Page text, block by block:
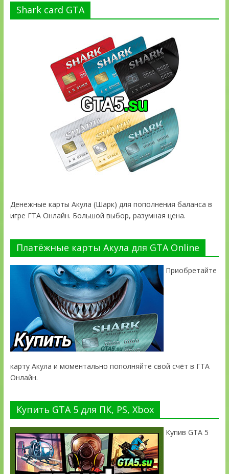
Shark card GTA
Денежные карты Акула (Шарк) для пополнения баланса в
игре ГТА Онлайн. Большой выбор, разумная цена.
Платёжные карты Акула для GTA Online
Приобретайте
карту Акула и моментально пополняйте свой счёт в ГТА
Онлайн.
Купить GTA 5 для ПК, PS, Xbox
Купив GTA 5